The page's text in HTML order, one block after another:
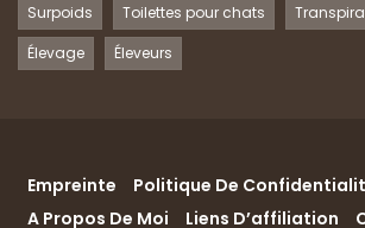
Surpoids
Toilettes pour chats
Élevage
Éleveurs
Empreinte Politique De
A Propos De Moi
Liens D’affiliation